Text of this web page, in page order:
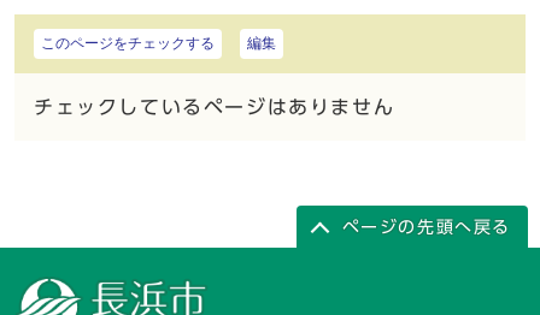
このページをチェックする 編集
チェックしているページはありません
ページの先頭へ戻る